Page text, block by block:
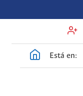
Está en: